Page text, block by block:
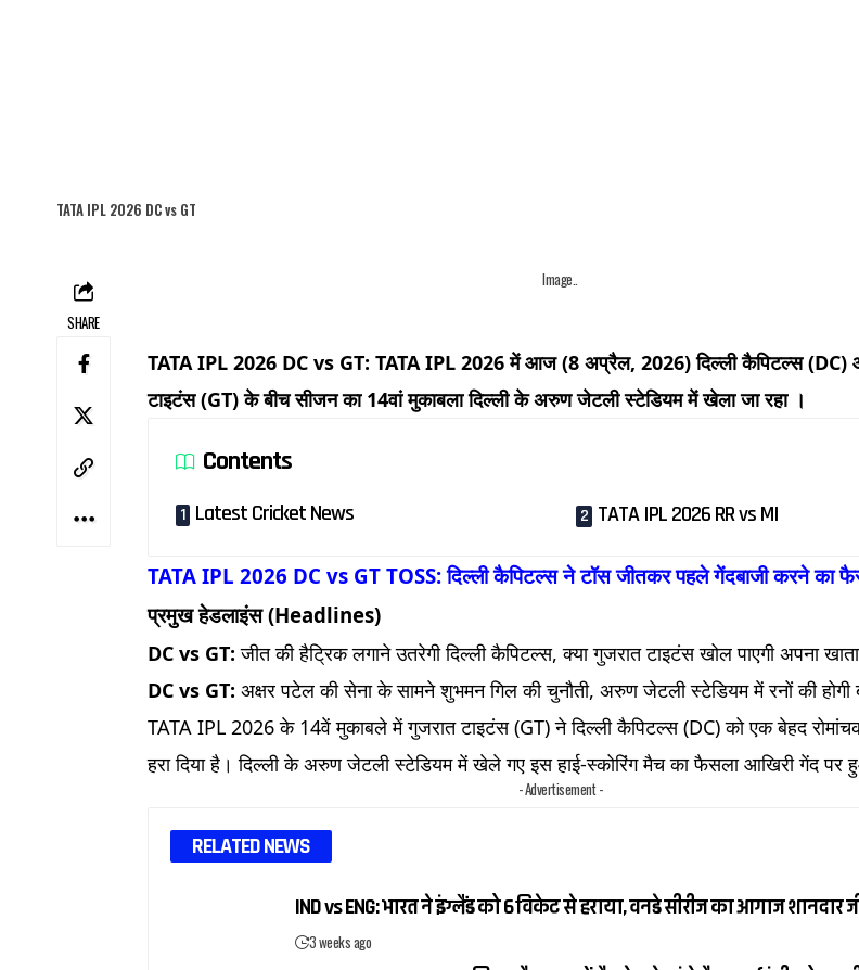
TATA IPL 2026 DC vs GT
SHARE
Image..
TATA IPL 2026 DC vs GT: TATA IPL 2026 में आज (8 अप्रैल, 2026) दिल्ली कैपिटल्स (DC)
टाइटंस (GT) के बीच सीजन का 14वां मुकाबला दिल्ली के अरुण जेटली स्टेडियम में खेला जा रहा ।
Contents
Latest Cricket News TATA IPL 2026 RR vs MI
TATA IPL 2026 DC vs GT TOSS: दिल्ली कैपिटल्स ने टॉस जीतकर पहले गेंदबाजी करने का
प्रमुख हेडलाइंस (Headlines)
DC vs GT: जीत की हैट्रिक लगाने उतरेगी दिल्ली कैपिटल्स, क्या गुजरात टाइटंस खोल पाएगी अपना
DC vs GT: अक्षर पटेल की सेना के सामने शुभमन गिल की चुनौती, अरुण जेटली स्टेडियम में रनों की होगी
TATA IPL 2026 के 14वें मुकाबले में गुजरात टाइटंस (GT) ने दिल्ली कैपिटल्स (DC) को एक बेहद
हरा दिया है। दिल्ली के अरुण जेटली स्टेडियम में खेले गए इस हाई-स्कोरिंग मैच का फैसला आखिरी गेंद पर
- Advertisement -
RELATED NEWS
IND vs ENG: भारत ने इंग्लैंड को 6 विकेट से हराया, वनडे सीरीज का आगाज शानदार
3 weeks ago